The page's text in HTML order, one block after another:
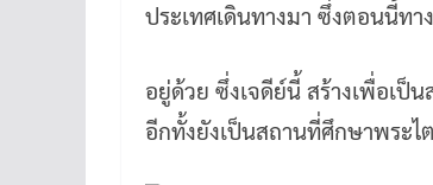
ประเทศเดินทางมา ซึ่งตอนนี้ทา
อยู่ด้วย ซึ่งเจดีย์นี้ สร้างเพื่อเป็
อีกทั้งยังเป็นสถานที่ศึกษาพระ